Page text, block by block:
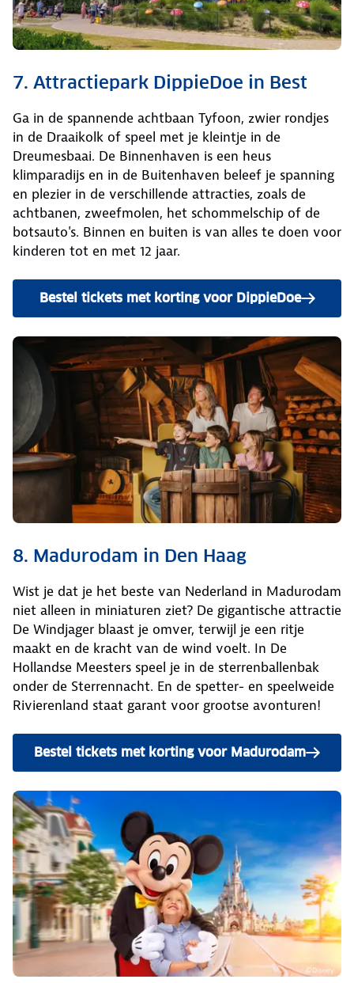
7. Attractiepark DippieDoe in Best
Ga in de spannende achtbaan Tyfoon, zwier rondjes
in de Draaikolk of speel met je kleintje in de
Dreumesbaai. De Binnenhaven is een heus
klimparadijs en in de Buitenhaven beleef je spanning
en plezier in de verschillende attracties, zoals de
achtbanen, zweefmolen, het schommelschip of de
botsauto's. Binnen en buiten is van alles te doen voor
kinderen tot en met 12 jaar.
Bestel tickets met korting voor DippieDoe
8. Madurodam in Den Haag
Wist je dat je het beste van Nederland in Madurodam
niet alleen in miniaturen ziet? De gigantische attractie
De Windjager blaast je omver, terwijl je een ritje
maakt en de kracht van de wind voelt. In De
Hollandse Meesters speel je in de sterrenballenbak
onder de Sterrennacht. En de spetter- en speelweide
Rivierenland staat garant voor grootse avonturen!
Bestel tickets met korting voor Madurodam